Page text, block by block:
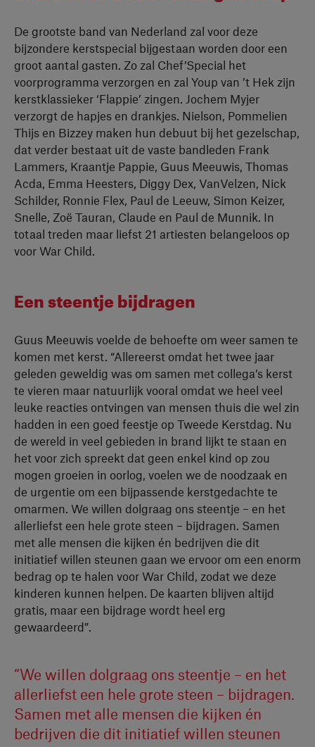
De grootste band van Nederland zal voor deze
bijzondere kerstspecial bijgestaan worden door een
groot aantal gasten. Zo zal Chef’Special het
voorprogramma verzorgen en zal Youp van ’t Hek zijn
kerstklassieker ‘Flappie’ zingen. Jochem Myjer
verzorgt de hapjes en drankjes. Nielson, Pommelien
Thijs en Bizzey maken hun debuut bij het gezelschap,
dat verder bestaat uit de vaste bandleden Frank
Lammers, Kraantje Pappie, Guus Meeuwis, Thomas
Acda, Emma Heesters, Diggy Dex, VanVelzen, Nick
Schilder, Ronnie Flex, Paul de Leeuw, Simon Keizer,
Snelle, Zoë Tauran, Claude en Paul de Munnik. In
totaal treden maar liefst 21 artiesten belangeloos op
voor War Child.
Een steentje bijdragen
Guus Meeuwis voelde de behoefte om weer samen te
komen met kerst. “Allereerst omdat het twee jaar
geleden geweldig was om samen met collega’s kerst
te vieren maar natuurlijk vooral omdat we heel veel
leuke reacties ontvingen van mensen thuis die wel zin
hadden in een goed feestje op Tweede Kerstdag. Nu
de wereld in veel gebieden in brand lijkt te staan en
het voor zich spreekt dat geen enkel kind op zou
mogen groeien in oorlog, voelen we de noodzaak en
de urgentie om een bijpassende kerstgedachte te
omarmen. We willen dolgraag ons steentje – en het
allerliefst een hele grote steen – bijdragen. Samen
met alle mensen die kijken én bedrijven die dit
initiatief willen steunen gaan we ervoor om een enorm
bedrag op te halen voor War Child, zodat we deze
kinderen kunnen helpen. De kaarten blijven altijd
gratis, maar een bijdrage wordt heel erg
gewaardeerd”.
“We willen dolgraag ons steentje – en het
allerliefst een hele grote steen – bijdragen.
Samen met alle mensen die kijken én
bedrijven die dit initiatief willen steunen